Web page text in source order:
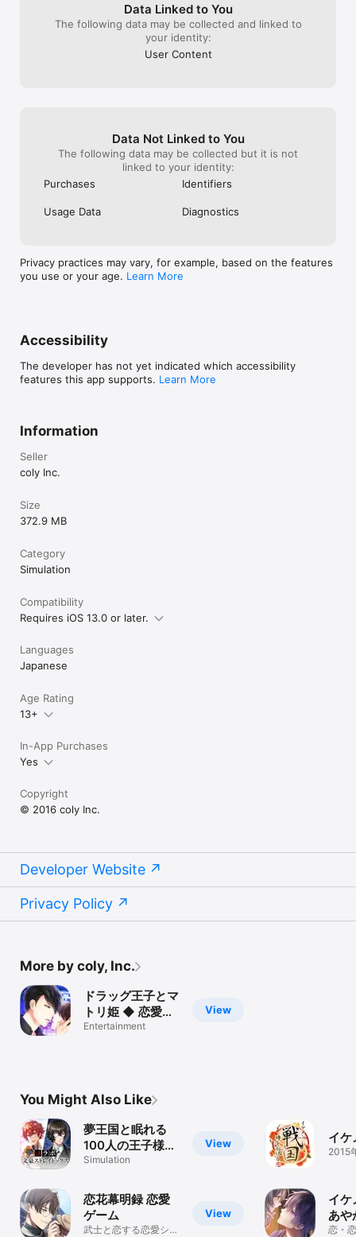
Data Linked to You
The following data may be collected and linked to
your identity:
User Content
Data Not Linked to You
The following data may be collected but it is not
linked to your identity:
Purchases
Identifiers
Usage Data Diagnostics
Privacy practices may vary, for example, based on the features
you use or your age. Learn More
Accessibility
The developer has not yet indicated which accessibility
features this app supports. Learn More
Information
Seller
coly Inc.
Size
372.9 MB
Category
Simulation
Compatibility
Requires iOS 13.0 or later.
Languages
Japanese
Age Rating
13+
In-App Purchases
Yes
Copyright
© 2016 coly Inc.
Developer Website
Privacy Policy
More by coly, Inc.
View
ドラッグ王子とマ
トリ姫 ◆ 恋愛ゲ
ーム
Entertainment
You Might Also Like
View
夢王国と眠れる
100人の王子様
女性向けパズル恋
Simulation
View
恋花幕明録 恋愛
ゲーム
武士と恋する恋愛シュ
イケ
2015
イケ
あや
恋愛
恋・